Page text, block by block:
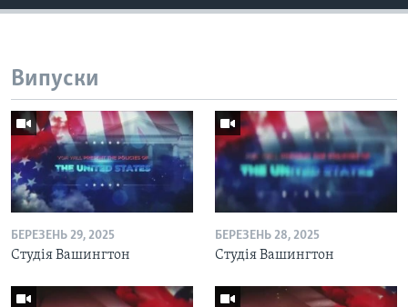
Випуски
БЕРЕЗЕНЬ 29, 2025
Студія Вашингтон
БЕРЕЗЕНЬ 28, 2025
Студія Вашингтон